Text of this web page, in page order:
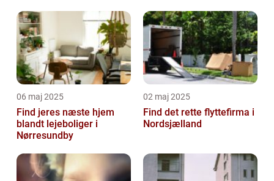
06 maj 2025
Find jeres næste hjem
blandt lejeboliger i
Nørresundby
02 maj 2025
Find det rette flyttefirma i
Nordsjælland